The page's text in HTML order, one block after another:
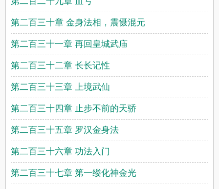
第二百三十章 金身法相，震慑混元
第二百三十一章 再回皇城武庙
第二百三十二章 长长记性
第二百三十三章 上境武仙
第二百三十四章 止步不前的天骄
第二百三十五章 罗汉金身法
第二百三十六章 功法入门
第二百三十七章 第一缕化神金光